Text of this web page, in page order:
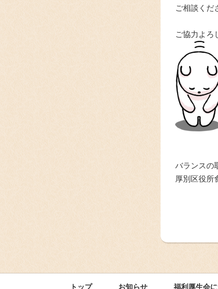
ご相談 くだ
ご協力よろ
バランスの
厚別区役所
トップ お知らせ 福利厚生会